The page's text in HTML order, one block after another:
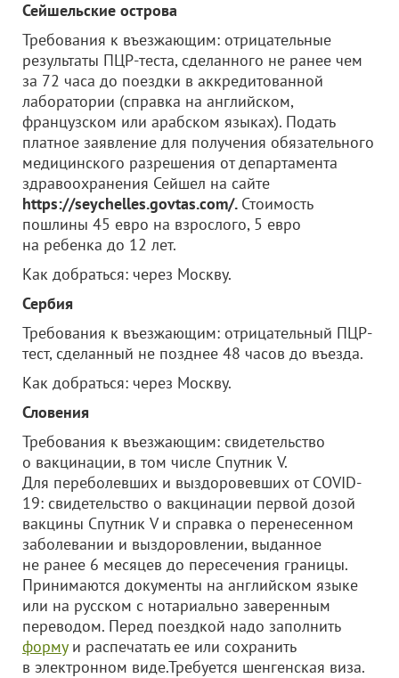
Сейшельские острова
Требования к въезжающим: отрицательные
результаты ПЦР-теста, сделанного не ранее чем
за 72 часа до поездки в аккредитованной
лаборатории (справка на английском,
французском или арабском языках). Подать
платное заявление для получения обязательного
медицинского разрешения от департамента
здравоохранения Сейшел на сайте
https://seychelles.govtas.com/. Стоимость
пошлины 45 евро на взрослого, 5 евро
на ребенка до 12 лет.
Как добраться: через Москву.
Сербия
Требования к въезжающим: отрицательный ПЦР-
тест, сделанный не позднее 48 часов до въезда.
Как добраться: через Москву.
Словения
Требования к въезжающим: свидетельство
о вакцинации, в том числе Спутник V.
Для переболевших и выздоровевших от COVID-
19: свидетельство о вакцинации первой дозой
вакцины Спутник V и справка о перенесенном
заболевании и выздоровлении, выданное
не ранее 6 месяцев до пересечения границы.
Принимаются документы на английском языке
или на русском с нотариально заверенным
переводом. Перед поездкой надо заполнить
формуи распечатать ее или сохранить
в электронном виде.Требуется шенгенская виза.